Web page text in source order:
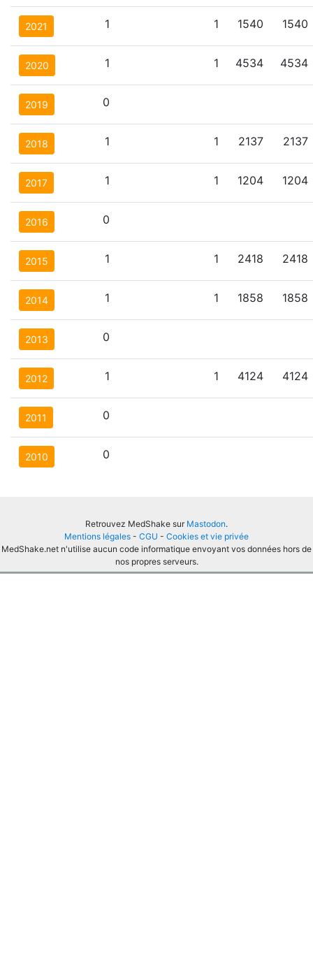
2021 1 1 1540 1540
2020 1 1 4534 4534
2019 0
2018 1 1 2137 2137
2017 1 1 1204 1204
2016 0
2015 1 1 2418 2418
2014 1 1 1858 1858
2013 0
2012 1 1 4124 4124
2011 0
2010 0
Retrouvez MedShake sur Mastodon.
Mentions légales - CGU - Cookies et vie privée
MedShake.net n'utilise aucun code informatique envoyant vos données hors de
nos propres serveurs.